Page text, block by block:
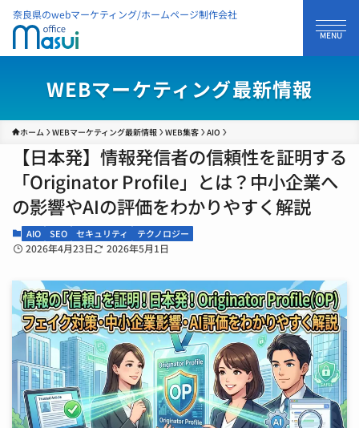
奈良県のwebマーケティング/ホームページ制作会社
WEBマーケティング最新情報
ホーム WEBマーケティング最新情報 WEB集客 AIO
【日本発】情報発信者の信頼性を証明する
「Originator Profile」とは？中小企業へ
の影響やAIの評価をわかりやすく解説
AIO SEO セキュリティ テクノロジー
2026年4月23日 2026年5月1日